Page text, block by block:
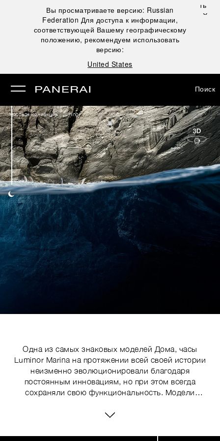
Вы просматриваете версию: Russian
Federation Для доступа к информации,
соответствующей Вашему географическому
положению, рекомендуем использовать
версию:
United States
Закрыть
✕
Поиск
Часовая коллекция /Luminor
Одна из самых знаковых моделей Дома, часы
Luminor Marina на протяжении всей своей истории
неизменно эволюционировали благодаря
постоянным инновациям, но при этом всегда
сохраняли свою функциональность. Модели
материалы, узнаваемый дизайн и высокоточные
мастерства благодаря целому ряду технических
Image